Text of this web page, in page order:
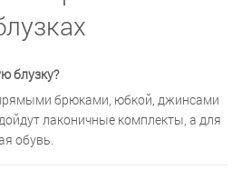
блузку?
прямыми брюками, юбкой, джинсами
лаконичные комплекты, а для
обувь.